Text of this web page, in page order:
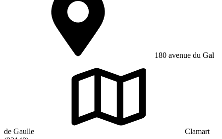
180 avenue du Gal
de Gaulle
Clamart